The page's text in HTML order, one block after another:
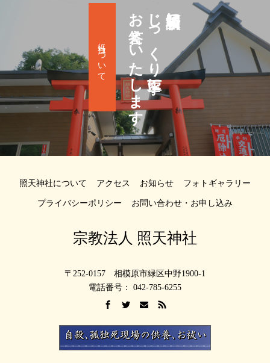
祈願相談に
じっくり丁寧に
お答えいたします
当社について
照天神社について アクセス お知らせ フォトギャラリー
プライバシーポリシー お問い合わせ・お申し込み
宗教法人 照天神社
〒252-0157 相模原市緑区中野1900-1
電話番号： 042-785-6255